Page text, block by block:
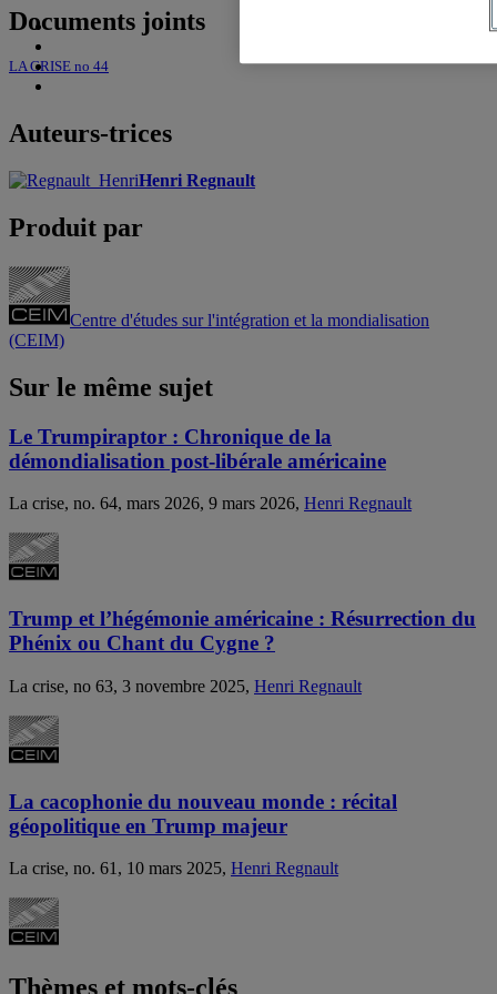
Documents joints
LA CRISE no 44
Auteurs-trices
Henri Regnault
Produit par
Centre d'études sur l'intégration et la mondialisation
(CEIM)
Sur le même sujet
Le Trumpiraptor : Chronique de la
démondialisation post-libérale américaine
La crise, no. 64, mars 2026, 9 mars 2026, Henri Regnault
Trump et l’hégémonie américaine : Résurrection du
Phénix ou Chant du Cygne ?
La crise, no 63, 3 novembre 2025, Henri Regnault
La cacophonie du nouveau monde : récital
géopolitique en Trump majeur
La crise, no. 61, 10 mars 2025, Henri Regnault
Thèmes et mots-clés